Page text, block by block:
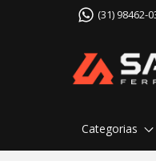
(31) 98462-
Categorias